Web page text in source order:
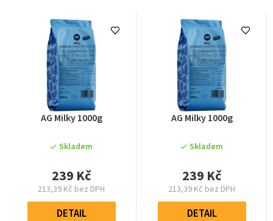
Průměrné
produktu
0,0
z
hvězdiček.
AG Milky 1000g
Skladem
239 Kč
213,39 Kč bez DPH
Měrná
cena:
DETAIL
Průměrné
produktu
0,0
z
hvězdiček.
AG Milky 1000g
Skladem
239 Kč
213,39 Kč bez DPH
Měrná
cena:
DETAIL